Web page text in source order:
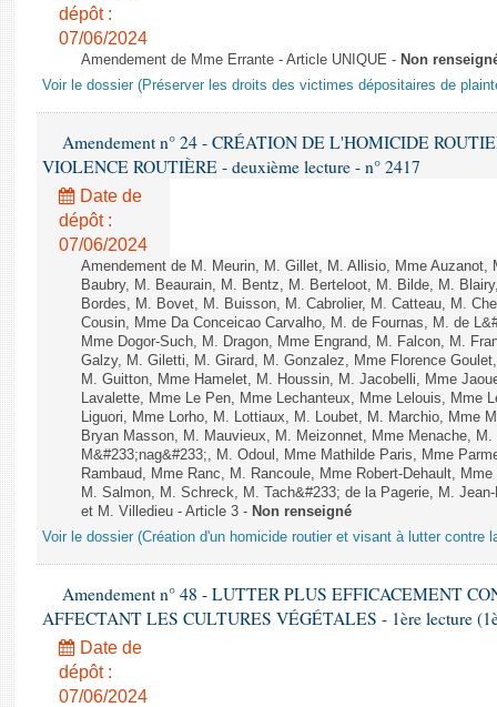
dépôt :
07/06/2024
Amendement de Mme Errante - Article UNIQUE - Non
Voir le dossier (Préserver les droits des victimes dépositaires de
Amendement n° 24 - CRÉATION DE L'HOMICIDE
VIOLENCE ROUTIÈRE - deuxième lecture - n° 2417
Date de
dépôt :
07/06/2024
Amendement de M. Meurin, M. Gillet, M. Allisio, Mme Auzanot,
Baubry, M. Beaurain, M. Bentz, M. Berteloot, M. Bilde, M.
Bordes, M. Bovet, M. Buisson, M. Cabrolier, M. Catteau, M.
Cousin, Mme Da Conceicao Carvalho, M. de Fournas, M. de
Mme Dogor-Such, M. Dragon, Mme Engrand, M. Falcon, M.
Galzy, M. Giletti, M. Girard, M. Gonzalez, Mme Florence
M. Guitton, Mme Hamelet, M. Houssin, M. Jacobelli, Mme
Lavalette, Mme Le Pen, Mme Lechanteux, Mme Lelouis, Mme
Liguori, Mme Lorho, M. Lottiaux, M. Loubet, M. Marchio, Mme
Bryan Masson, M. Mauvieux, M. Meizonnet, Mme Menache,
M&#233;nag&#233;, M. Odoul, Mme Mathilde Paris, Mme
Rambaud, Mme Ranc, M. Rancoule, Mme Robert-Dehault,
M. Salmon, M. Schreck, M. Tach&#233; de la Pagerie, M.
et M. Villedieu - Article 3 - Non renseigné
Voir le dossier (Création d'un homicide routier et visant à lutter contre
Amendement n° 48 - LUTTER PLUS EFFICACEMENT
AFFECTANT LES CULTURES VÉGÉTALES - 1ère lecture
Date de
dépôt :
07/06/2024